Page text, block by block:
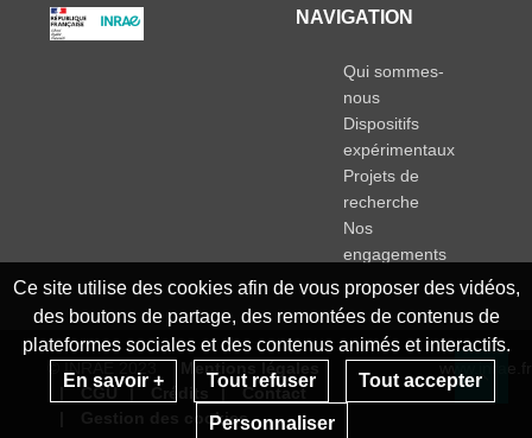
Ce site utilise des cookies afin de vous proposer des vidéos,
des boutons de partage, des remontées de contenus de
plateformes sociales et des contenus animés et interactifs.
En savoir +
Tout refuser Tout accepter
Personnaliser
NAVIGATION
Qui sommes-
nous
Dispositifs
expérimentaux
Projets de
recherche
Nos
engagements
© INRAE 2023
Mentions légales
CGU
Contact
Gestion des cookies